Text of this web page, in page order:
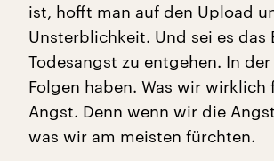
ist, hofft man auf den Upload
Unsterblichkeit. Und sei es
Todesangst zu entgehen. In
Folgen haben. Was wir
Angst. Denn wenn wir die
was wir am meisten fürchten.